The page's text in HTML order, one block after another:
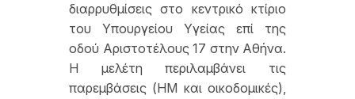
διαρρυθμίσεις στο κεντρικό κτίριο
του Υπουργείου Υγείας επί της
οδού Αριστοτέλους 17 στην Αθήνα.
Η μελέτη περιλαμβάνει τις
παρεμβάσεις (ΗΜ και οικοδομικές),